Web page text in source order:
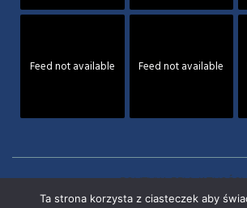
Feed not available Feed not available
POLITYKA PRYWATNOŚCI
Ta strona korzysta z ciasteczek aby